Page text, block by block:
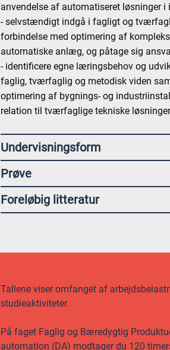
anvendelse af automatiseret løsninger
- selvstændigt indgå i fagligt og
forbindelse med optimering af
automatiske anlæg, og påtage sig
- identificere egne læringsbehov og
faglig, tværfaglig og metodisk viden
optimering af bygnings- og
relation til tværfaglige tekniske
Undervisningsform
Prøve
Foreløbig litteratur
Tallene viser omfanget af
studieaktiviteter.
På faget Faglig og Bæredygtig
automation (DA) modtager du 120